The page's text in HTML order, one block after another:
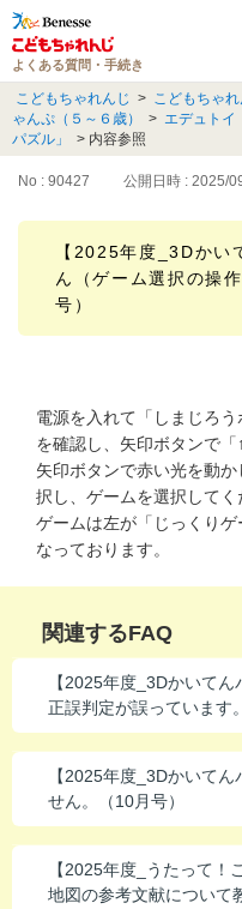
よくある質問・手続き
登録情報の変更・各種お
会員ページへログイン
お客様サポート(手続き・
よくある質問・お問い合
カテゴリーから探す
お問い合わせ窓口
他の講座のよくある質
進研ゼミ 小学講座
進研ゼミ 中学講座
進研ゼミ 高校講座
こどもちゃ
会員
こどもちゃれんじ > こどもちゃ
ゃんぷ（５～６歳）
> エデュトイ
パズル」
> 内容参照
No : 90427 公開日時 : 2025/
【2025年度_3Dかい
ん（ゲーム選択の操
号）
電源を入れて「しまじろ
を確認し、矢印ボタンで「
矢印ボタンで赤い光を動
択し、ゲームを選択してく
ゲームは左が「じっくり
なっております。
関連するFAQ
【2025年度_3Dかいて
正誤判定が誤っています
【2025年度_3Dかいて
せん。（10月号）
【2025年度_うたって！
地図の参考文献について